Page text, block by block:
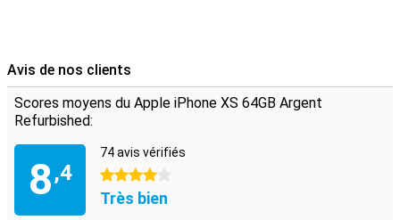
Avis de nos clients
Scores moyens du Apple iPhone XS 64GB Argent
Refurbished:
8,4
74 avis vérifiés
4 étoiles
Très bien